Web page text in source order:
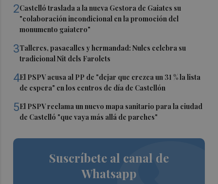
2Castelló traslada a la nueva Gestora de Gaiates su
"colaboración incondicional en la promoción del
monumento gaiatero"
3Talleres, pasacalles y hermandad: Nules celebra su
tradicional Nit dels Farolets
4El PSPV acusa al PP de "dejar que crezca un 31 % la lista
de espera" en los centros de día de Castellón
5El PSPV reclama un nuevo mapa sanitario para la ciudad
de Castelló "que vaya más allá de parches"
Suscríbete al canal de
Whatsapp